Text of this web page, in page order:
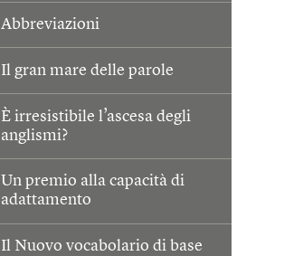
Abbreviazioni
Il gran mare delle parole
È irresistibile l’ascesa degli
anglismi?
Un premio alla capacità di
adattamento
Il Nuovo vocabolario di base